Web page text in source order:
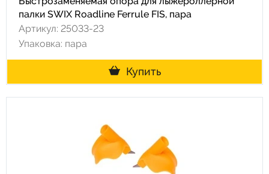
палки SWIX Roadline Ferrule FIS, пара
Артикул: 25033-23
Упаковка: пара
Купить